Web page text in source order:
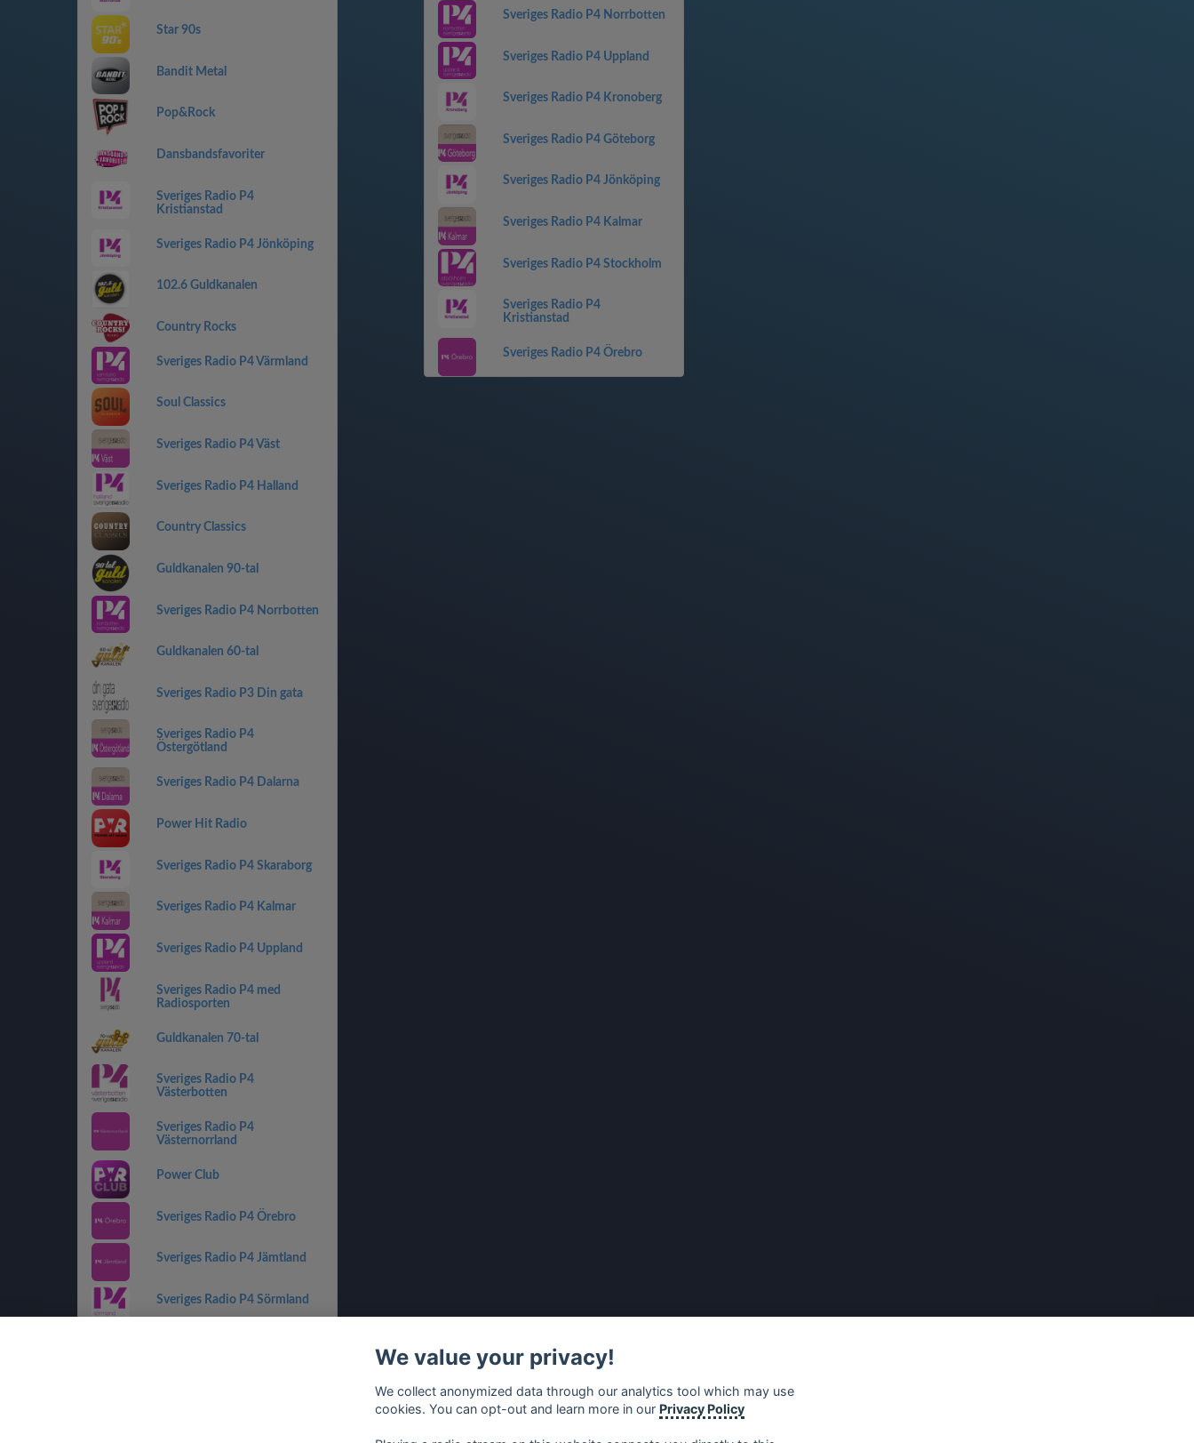
Star 90s
Bandit Metal
Pop&Rock
Dansbandsfavoriter
Sveriges Radio P4
Kristianstad
Sveriges Radio P4 Jönköping
102.6 Guldkanalen
Country Rocks
Sveriges Radio P4 Värmland
Soul Classics
Sveriges Radio P4 Väst
Sveriges Radio P4 Halland
Country Classics
Guldkanalen 90-tal
Sveriges Radio P4 Norrbotten
Guldkanalen 60-tal
Sveriges Radio P3 Din gata
Sveriges Radio P4
Östergötland
Sveriges Radio P4 Dalarna
Power Hit Radio
Sveriges Radio P4 Skaraborg
Sveriges Radio P4 Kalmar
Sveriges Radio P4 Uppland
Sveriges Radio P4 med
Radiosporten
Guldkanalen 70-tal
Sveriges Radio P4
Västerbotten
Sveriges Radio P4
Västernorrland
Power Club
Sveriges Radio P4 Örebro
Sveriges Radio P4 Jämtland
Sveriges Radio P4 Sörmland
Sveriges Radio P4 Norrbotten
Sveriges Radio P4 Uppland
Sveriges Radio P4 Kronoberg
Sveriges Radio P4 Göteborg
Sveriges Radio P4 Jönköping
Sveriges Radio P4 Kalmar
Sveriges Radio P4 Stockholm
Sveriges Radio P4
Kristianstad
Sveriges Radio P4 Örebro
We value your privacy!
We collect anonymized data through our analytics tool which may use
cookies. You can opt-out and learn more in our Privacy Policy